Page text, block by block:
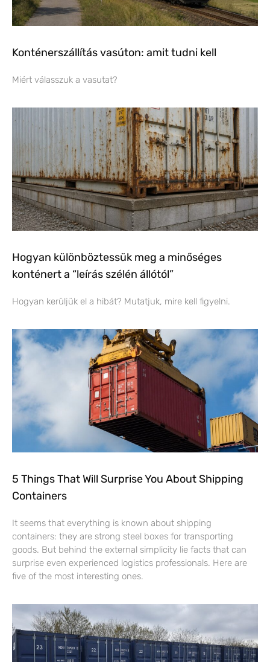
Konténerszállítás vasúton: amit tudni kell
Miért válasszuk a vasutat?
Hogyan különböztessük meg a minőséges
konténert a “leírás szélén állótól”
Hogyan kerüljük el a hibát? Mutatjuk, mire kell figyelni.
5 Things That Will Surprise You About Shipping
Containers
It seems that everything is known about shipping
containers: they are strong steel boxes for transporting
goods. But behind the external simplicity lie facts that can
surprise even experienced logistics professionals. Here are
five of the most interesting ones.